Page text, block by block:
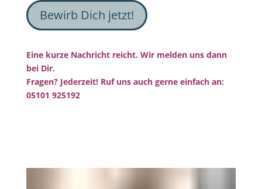
Bewirb Dich jetzt!
Eine kurze Nachricht reicht. Wir melden uns dann
bei Dir.
Fragen? Jederzeit! Ruf uns auch gerne einfach an:
05101 925192